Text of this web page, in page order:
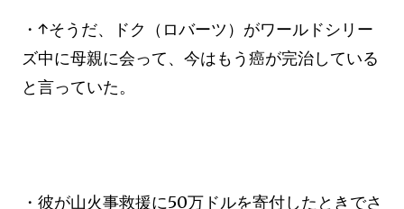
・↑そうだ、ドク（ロバーツ）がワールドシリー
ズ中に母親に会って、今はもう癌が完治している
と言っていた。
・彼が山火事救援に50万ドルを寄付したときでさ